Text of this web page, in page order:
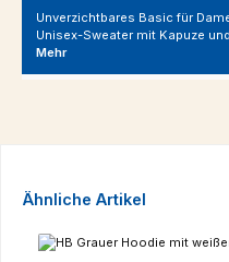
Unverzichtbares Basic für
Unisex-Sweater mit Kapuze
Mehr
Produktgalerie überspringen
Ähnliche Artikel